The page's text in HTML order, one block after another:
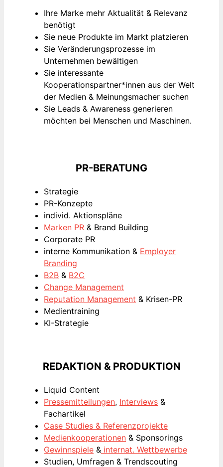
Ihre Marke mehr Aktualität & Relevanz
benötigt
Sie neue Produkte im Markt platzieren
Sie Veränderungsprozesse im
Unternehmen bewältigen
Sie interessante
Kooperationspartner*innen aus der Welt
der Medien & Meinungsmacher suchen
Sie Leads & Awareness generieren
möchten bei Menschen und Maschinen.
PR-BERATUNG
Strategie
PR-Konzepte
individ. Aktionspläne
Marken PR & Brand Building
Corporate PR
interne Kommunikation & Employer
Branding
B2B & B2C
Change Management
Reputation Management & Krisen-PR
Medientraining
KI-Strategie
REDAKTION & PRODUKTION
Liquid Content
Pressemitteilungen, Interviews &
Fachartikel
Case Studies & Referenzprojekte
Medienkooperationen & Sponsorings
Gewinnspiele & internat. Wettbewerbe
Studien, Umfragen & Trendscouting